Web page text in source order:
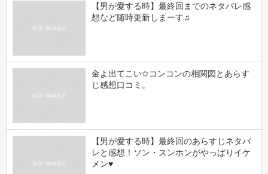
【男が愛する時】最終回までのネタバレ感
想など随時更新しまーす♫
金よ出てこい✩コンコンの相関図とあらす
じ感想口コミ。
【男が愛する時】最終回のあらすじネタバ
レと感想！ソン・スンホンがやっぱりイケ
メン♥